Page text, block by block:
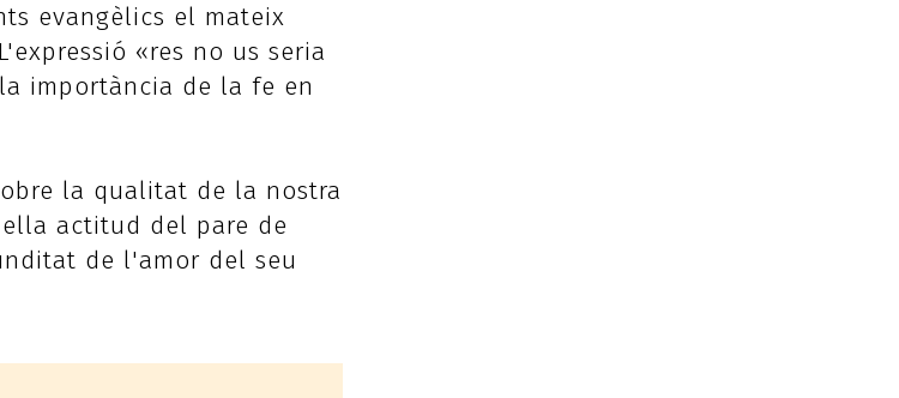
evangèlics el mateix
«res no us seria
importància de la fe en
la qualitat de la nostra
actitud del pare de
de l'amor del seu